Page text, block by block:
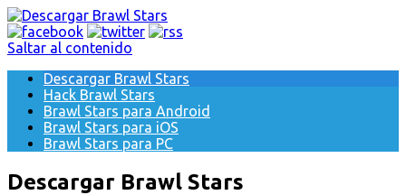
Saltar al contenido
Descargar Brawl Stars
Hack Brawl Stars
Brawl Stars para Android
Brawl Stars para iOS
Brawl Stars para PC
Descargar Brawl Stars